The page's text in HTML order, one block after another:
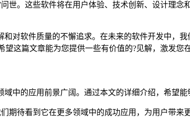
世。这些软件将在用户体验、技术创新、设计理
对软件质量的不懈追求。在未来的软件开发中，
这篇文章能为您提供一些有价值的?见解，激发您
中的应用前景广阔。通过本文的详细介绍，希望
期待看到它在更多领域中的成功应用，为用户带来